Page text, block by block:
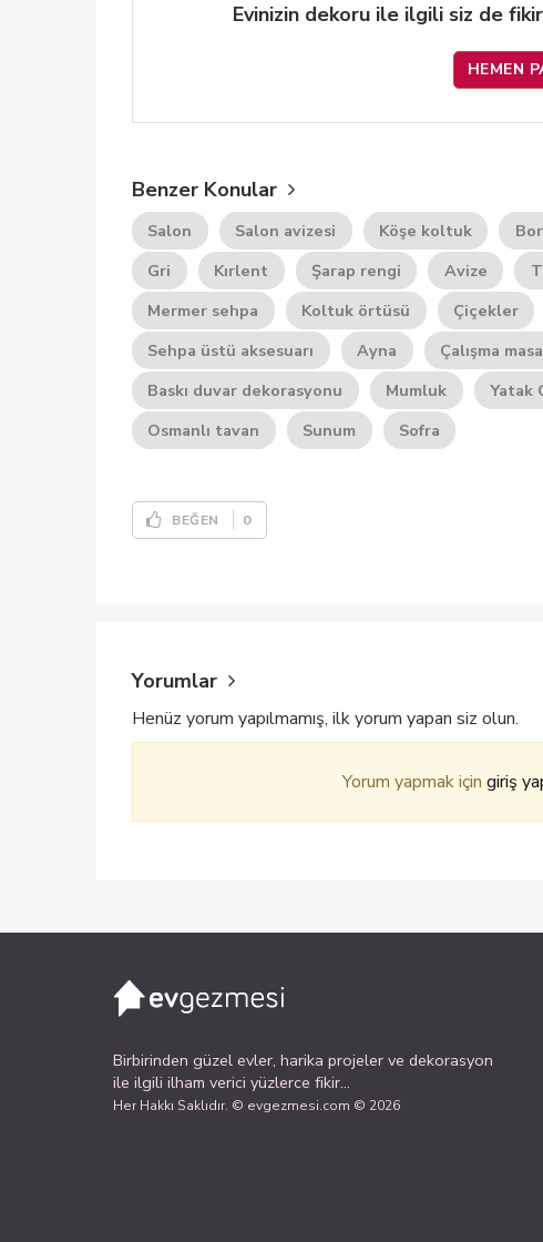
Evinizin dekoru ile ilgili siz de
HEMEN
Benzer Konular
Salon Salon avizesi Köşe koltuk
Gri
Kırlent Şarap rengi Avize
Mermer sehpa
Koltuk örtüsü Çiçekler
Sehpa üstü aksesuarı
Ayna Çalışma
Baskı duvar dekorasyonu
Mumluk Yatak
Osmanlı tavan
Sunum Sofra
BEĞEN 0
Yorumlar
Henüz yorum yapılmamış, ilk yorum yapan siz olun.
Yorum yapmak için giriş
Birbirinden güzel evler, harika projeler ve dekorasyon
ile ilgili ilham verici yüzlerce fikir...
Her Hakkı Saklıdır. © evgezmesi.com © 2026